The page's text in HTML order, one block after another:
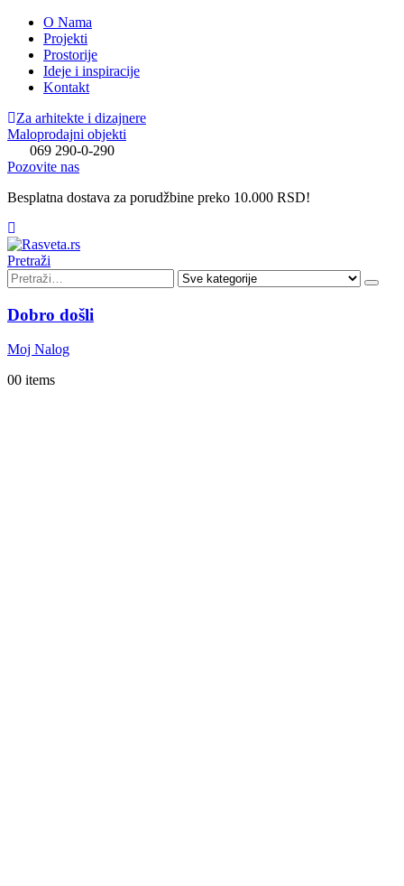
O Nama
Projekti
Prostorije
Ideje i inspiracije
Kontakt
Za arhitekte i dizajnere
Maloprodajni objekti
069 290-0-290
Pozovite nas
Besplatna dostava za porudžbine preko 10.000 RSD!
Pretraži
Dobro došli
Moj Nalog
00 items